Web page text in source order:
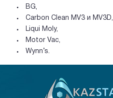
BG,
Carbon Clean MV3 и MV3D,
Liqui Moly,
Motor Vac,
Wynn’s.